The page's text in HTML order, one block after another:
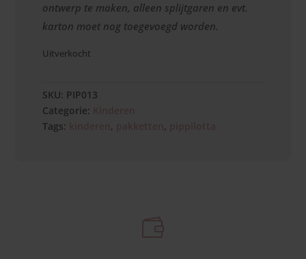
ontwerp te maken, alleen splijtgaren en evt.
karton moet nog toegevoegd worden.
Uitverkocht
SKU: PIP013
Categorie:
Tags:
, ,